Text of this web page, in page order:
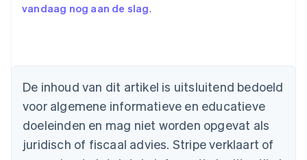
vandaag nog aan de slag.
De inhoud van dit artikel is uitsluitend bedoeld
voor algemene informatieve en educatieve
doeleinden en mag niet worden opgevat als
juridisch of fiscaal advies. Stripe verklaart of
Australië
English
België
NederlandsFrançaisDeutschEnglish
Brazilië
Bulgarije